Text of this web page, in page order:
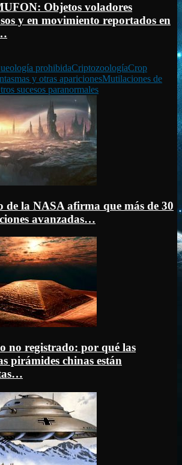
Objetos voladores
y en movimiento reportados en
prohibidaCriptozoologíaCrop
y otras aparicionesMutilaciones de
sucesos paranormales
de la NASA afirma que más de 30
avanzadas…
no registrado: por qué las
pirámides chinas están